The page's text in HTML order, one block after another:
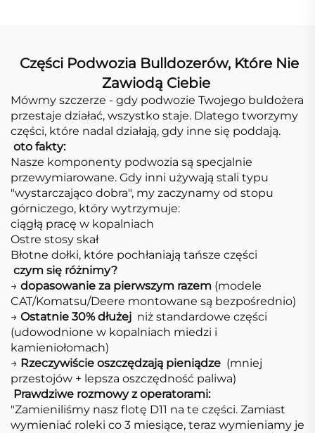
Części Podwozia Bulldozerów, Które Nie
Zawiodą Ciebie
Mówmy szczerze - gdy podwozie Twojego buldożera
przestaje działać, wszystko staje. Dlatego tworzymy
części, które nadal działają, gdy inne się poddają.
oto fakty:
Nasze komponenty podwozia są specjalnie
przewymiarowane. Gdy inni używają stali typu
"wystarczająco dobra", my zaczynamy od stopu
górniczego, który wytrzymuje:
ciągłą pracę w kopalniach
Ostre stosy skał
Błotne dołki, które pochłaniają tańsze części
czym się różnimy?
→ dopasowanie za pierwszym razem (modele
CAT/Komatsu/Deere montowane są bezpośrednio)
→ ​Ostatnie 30% dłużej​ ​ niż standardowe części
(udowodnione w kopalniach miedzi i
kamieniołomach)​
→ ​Rzeczywiście oszczędzają pieniądze​ ​ (mniej
przestojów + lepsza oszczędność paliwa)​
​Prawdziwe rozmowy z operatorami:​
"Zamieniliśmy nasz flotę D11 na te części. Zamiast
wymieniać roleki co 3 miesiące, teraz wymieniamy je